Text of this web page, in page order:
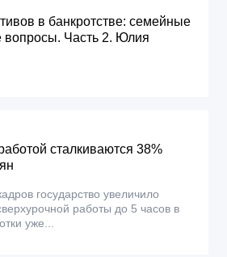
в банкротстве: семейные
вопросы. Часть 2. Юлия
сталкиваются 38%
государство увеличило
работы до 5 часов в
уже...